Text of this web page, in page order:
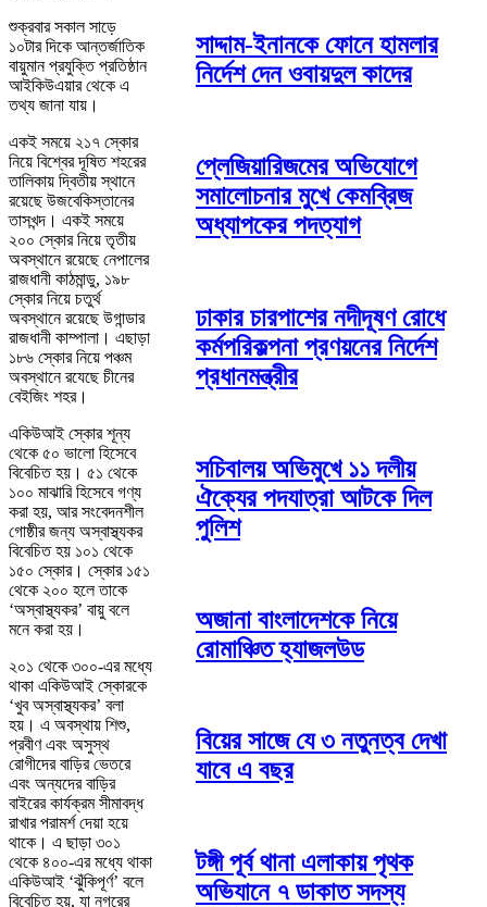
শুক্রবার সকাল সাড়ে
১০টার দিকে আন্তর্জাতিক
বায়ুমান প্রযুক্তি প্রতিষ্ঠান
আইকিউএয়ার থেকে এ
তথ্য জানা যায়।
একই সময়ে ২১৭ স্কোর
নিয়ে বিশ্বের দূষিত শহরের
তালিকায় দ্বিতীয় স্থানে
রয়েছে উজবেকিস্তানের
তাসখন্দ। একই সময়ে
২০০ স্কোর নিয়ে তৃতীয়
অবস্থানে রয়েছে নেপালের
রাজধানী কাঠমান্ডু, ১৯৮
স্কোর নিয়ে চতুর্থ
অবস্থানে রয়েছে উগান্ডার
রাজধানী কাম্পালা। এছাড়া
১৮৬ স্কোর নিয়ে পঞ্চম
অবস্থানে রযেছে চীনের
বেইজিং শহর।
একিউআই স্কোর শূন্য
থেকে ৫০ ভালো হিসেবে
বিবেচিত হয়। ৫১ থেকে
১০০ মাঝারি হিসেবে গণ্য
করা হয়, আর সংবেদনশীল
গোষ্ঠীর জন্য অস্বাস্থ্যকর
বিবেচিত হয় ১০১ থেকে
১৫০ স্কোর। স্কোর ১৫১
থেকে ২০০ হলে তাকে
‘অস্বাস্থ্যকর’ বায়ু বলে
মনে করা হয়।
২০১ থেকে ৩০০-এর মধ্যে
থাকা একিউআই স্কোরকে
‘খুব অস্বাস্থ্যকর’ বলা
হয়। এ অবস্থায় শিশু,
প্রবীণ এবং অসুস্থ
রোগীদের বাড়ির ভেতরে
এবং অন্যদের বাড়ির
বাইরের কার্যক্রম সীমাবদ্ধ
রাখার পরামর্শ দেয়া হয়ে
থাকে। এ ছাড়া ৩০১
থেকে ৪০০-এর মধ্যে থাকা
একিউআই ‘ঝুঁকিপূর্ণ’ বলে
বিবেচিত হয়, যা নগরের
সাদ্দাম-ইনানকে ফোনে হামলার
নির্দেশ দেন ওবায়দুল কাদের
প্লেজিয়ারিজমের অভিযোগে
সমালোচনার মুখে কেমব্রিজ
অধ্যাপকের পদত্যাগ
ঢাকার চারপাশের নদীদূষণ রোধে
কর্মপরিকল্পনা প্রণয়নের নির্দেশ
প্রধানমন্ত্রীর
সচিবালয় অভিমুখে ১১ দলীয়
ঐক্যের পদযাত্রা আটকে দিল
পুলিশ
অজানা বাংলাদেশকে নিয়ে
রোমাঞ্চিত হ্যাজলউড
বিয়ের সাজে যে ৩ নতুনত্ব দেখা
যাবে এ বছর
টঙ্গী পূর্ব থানা এলাকায় পৃথক
অভিযানে ৭ ডাকাত সদস্য